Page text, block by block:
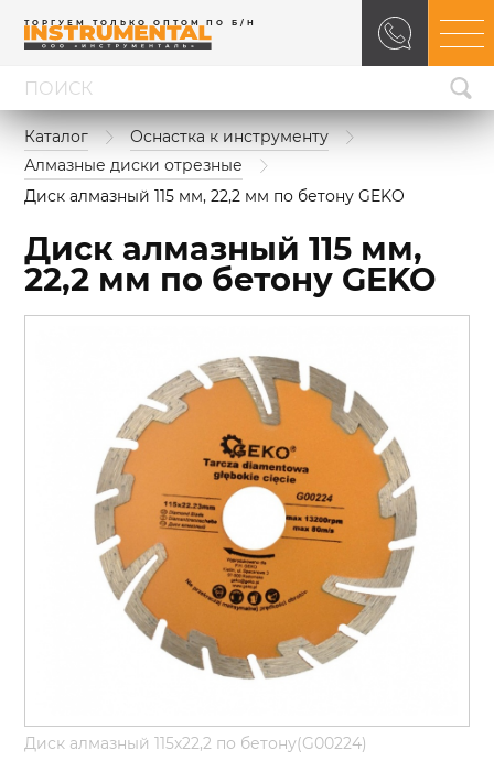
ТОРГУЕМ ТОЛЬКО ОПТОМ ПО Б/Н
Каталог
Оснастка к инструменту
Алмазные диски отрезные
Диск алмазный 115 мм, 22,2 мм по бетону GEKO
Диск алмазный 115 мм,
22,2 мм по бетону GEKO
Диск алмазный 115х22,2 по бетону(G00224)